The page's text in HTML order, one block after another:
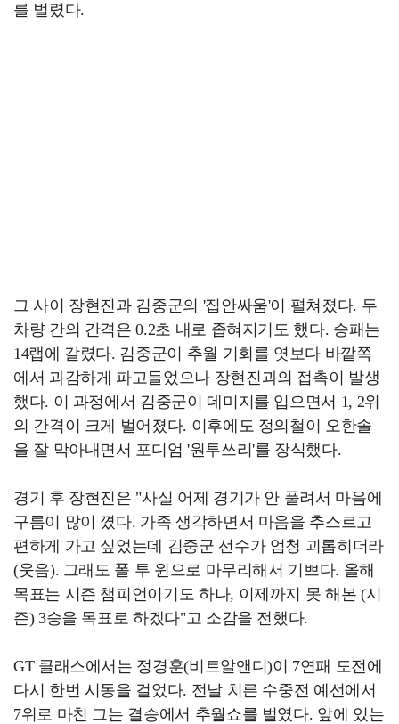
를 벌렸다.
그 사이 장현진과 김중군의 '집안싸움'이 펼쳐졌다. 두
차량 간의 간격은 0.2초 내로 좁혀지기도 했다. 승패는
14랩에 갈렸다. 김중군이 추월 기회를 엿보다 바깥쪽
에서 과감하게 파고들었으나 장현진과의 접촉이 발생
했다. 이 과정에서 김중군이 데미지를 입으면서 1, 2위
의 간격이 크게 벌어졌다. 이후에도 정의철이 오한솔
을 잘 막아내면서 포디엄 '원투쓰리'를 장식했다.
경기 후 장현진은 "사실 어제 경기가 안 풀려서 마음에
구름이 많이 꼈다. 가족 생각하면서 마음을 추스르고
편하게 가고 싶었는데 김중군 선수가 엄청 괴롭히더라
(웃음). 그래도 폴 투 윈으로 마무리해서 기쁘다. 올해
목표는 시즌 챔피언이기도 하나, 이제까지 못 해본 (시
즌) 3승을 목표로 하겠다"고 소감을 전했다.
GT 클래스에서는 정경훈(비트알앤디)이 7연패 도전에
다시 한번 시동을 걸었다. 전날 치른 수중전 예선에서
7위로 마친 그는 결승에서 추월쇼를 벌였다. 앞에 있는